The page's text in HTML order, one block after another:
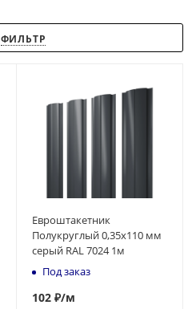
ФИЛЬТР
Евроштакетник
Полукруглый 0,35x110 мм
серый RAL 7024 1м
Под заказ
102 ₽/м